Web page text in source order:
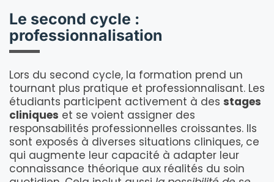
Le second cycle :
professionnalisation
Lors du second cycle, la formation prend un
tournant plus pratique et professionnalisant. Les
étudiants participent activement à des stages
cliniques et se voient assigner des
responsabilités professionnelles croissantes. Ils
sont exposés à diverses situations cliniques, ce
qui augmente leur capacité à adapter leur
connaissance théorique aux réalités du soin